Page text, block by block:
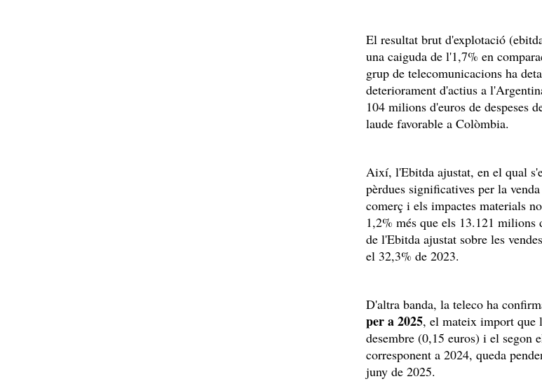
El resultat brut d'explotació
una caiguda de l'1,7% en
grup de telecomunicacions ha
deteriorament d'actius a
104 milions d'euros de despeses
laude favorable a Colòmbia.
Així, l'Ebitda ajustat, en el qual
pèrdues significatives per la
comerç i els impactes materials
1,2% més que els 13.121 milions
de l'Ebitda ajustat sobre les
el 32,3% de 2023.
D'altra banda, la teleco ha
per a 2025, el mateix import que
desembre (0,15 euros) i el
corresponent a 2024, queda
juny de 2025.